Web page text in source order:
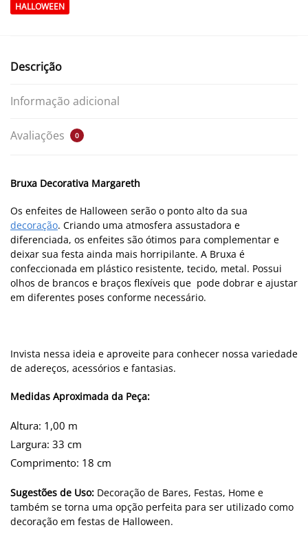
HALLOWEEN
Descrição
Informação adicional
Avaliações 0
Bruxa Decorativa Margareth
Os enfeites de Halloween serão o ponto alto da sua
decoração. Criando uma atmosfera assustadora e
diferenciada, os enfeites são ótimos para complementar e
deixar sua festa ainda mais horripilante. A Bruxa é
confeccionada em plástico resistente, tecido, metal. Possui
olhos de brancos e braços flexíveis que pode dobrar e ajustar
em diferentes poses conforme necessário.
Invista nessa ideia e aproveite para conhecer nossa variedade
de adereços, acessórios e fantasias.
Medidas Aproximada da Peça:
Altura: 1,00 m
Largura: 33 cm
Comprimento: 18 cm
Sugestões de Uso: Decoração de Bares, Festas, Home e
também se torna uma opção perfeita para ser utilizado como
decoração em festas de Halloween.